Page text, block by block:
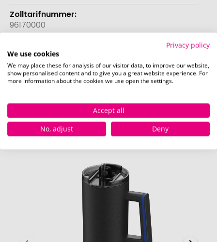
96170000
Druckposition
Die bei diesem Produkt bedruckbaren Positionen
sind in den Bildern exemplarisch dargestellt.
Privacy policy
We use cookies
We may place these for analysis of our visitor data, to improve our website,
show personalised content and to give you a great website experience. For
more information about the cookies we use open the settings.
Accept all
No, adjust
Deny